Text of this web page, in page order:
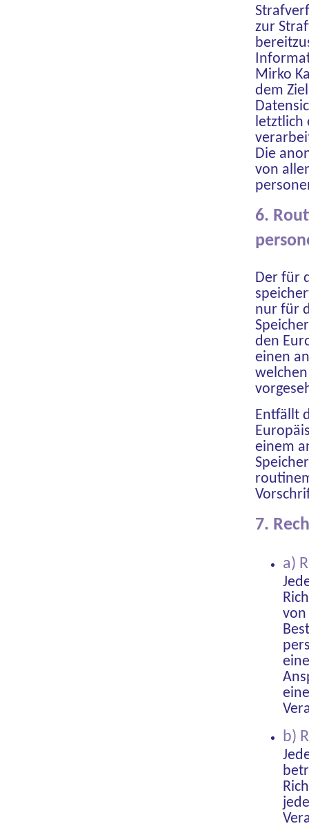
zur
Mirko
dem
letztlich
Die
von
6.
Der für
nur für
den
einen
Entfällt
einem
7.
a)
von
b)